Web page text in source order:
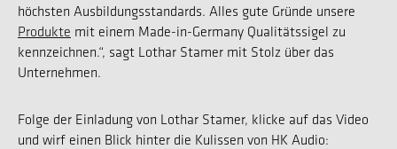
höchsten Ausbildungsstandards. Alles gute Gründe unsere
Produkte mit einem Made-in-Germany Qualitätssigel zu
kennzeichnen.“, sagt Lothar Stamer mit Stolz über das
Unternehmen.
Folge der Einladung von Lothar Stamer, klicke auf das Video
und wirf einen Blick hinter die Kulissen von HK Audio: